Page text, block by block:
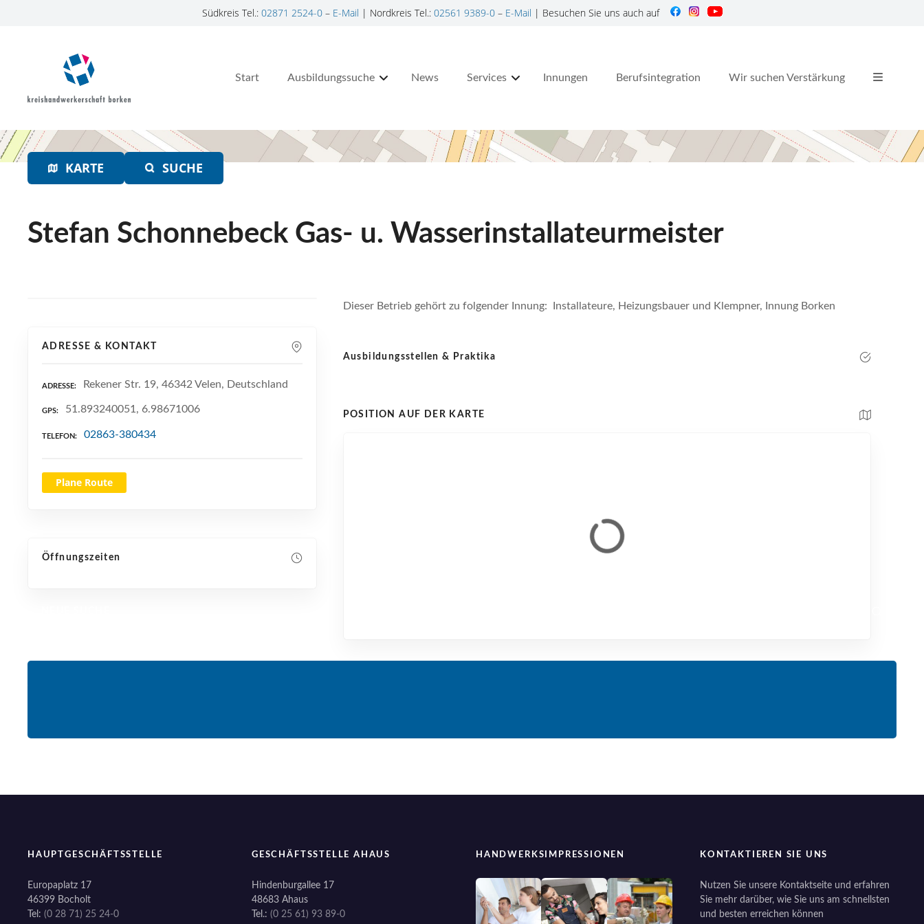
Südkreis Tel.: 02871 2524-0– E-Mail | Nordkreis Tel.: 02561 9389-0– E-Mail | Besuchen Sie uns auch auf
a
t
Start Ausbildungssuche News Services Innungen Berufsintegration Wir suchen Verstärkung
KARTE SUCHE
Stefan Schonnebeck Gas- u. Wasserinstallateurmeister
ADRESSE & KONTAKT
ADRESSE Rekener Str. 19, 46342 Velen, Deutschland
GPS 51.893240051, 6.98671006
TELEFON 02863-380434
Plane Route
Öffnungszeiten
Dieser Betrieb gehört zu folgender Innung: Installateure, Heizungsbauer und Klempner, Innung Borken
Ausbildungsstellen & Praktika
POSITION AUF DER KARTE
HAUPTGESCHÄFTSSTELLE
Europaplatz 17
46399 Bocholt
Tel: (0 28 71) 25 24-0
GESCHÄFTSSTELLE AHAUS
Hindenburgallee 17
48683 Ahaus
Tel.: (0 25 61) 93 89-0
HANDWERKSIMPRESSIONEN KONTAKTIEREN SIE UNS
Nutzen Sie unsere Kontaktseite und erfahren
Sie mehr darüber, wie Sie uns am schnellsten
und besten erreichen können